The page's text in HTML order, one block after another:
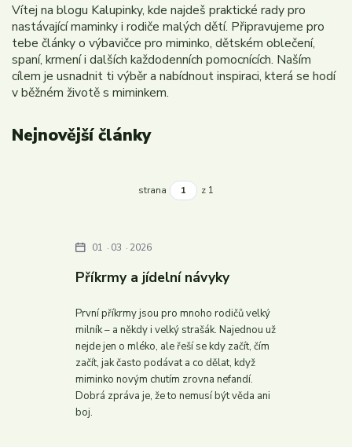
Vítej na blogu Kalupinky, kde najdeš praktické rady pro
nastávající maminky i rodiče malých dětí. Připravujeme pro
tebe články o výbavičce pro miminko, dětském oblečení,
spaní, krmení i dalších každodenních pomocnících. Naším
cílem je usnadnit ti výběr a nabídnout inspiraci, která se hodí
v běžném životě s miminkem.
Nejnovější články
strana z 1
Příkrmy a jídelní návyky
01 03 2026
První příkrmy jsou pro mnoho rodičů velký
milník – a někdy i velký strašák. Najednou už
nejde jen o mléko, ale řeší se kdy začít, čím
začít, jak často podávat a co dělat, když
miminko novým chutím zrovna nefandí.
Dobrá zpráva je, že to nemusí být věda ani
boj.